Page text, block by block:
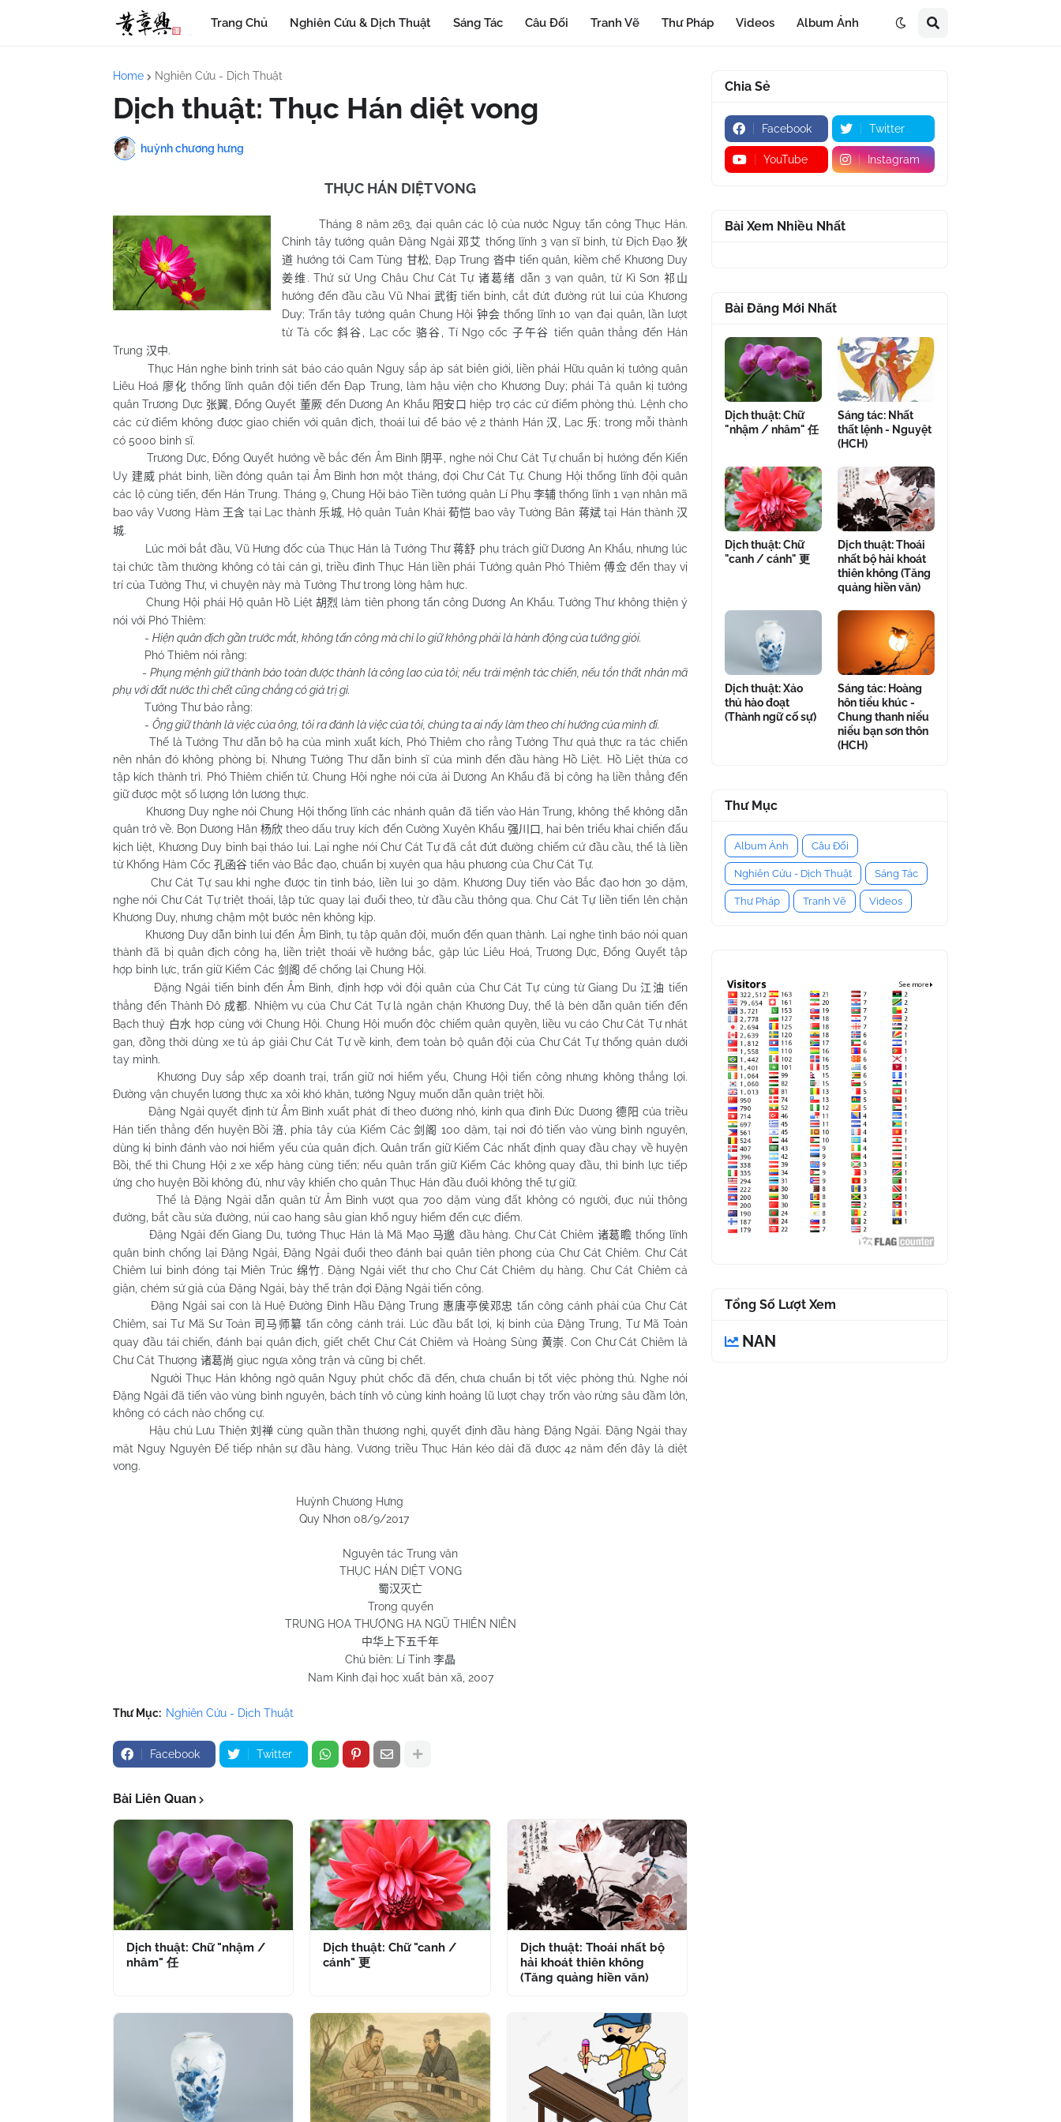
Trang Chủ Nghiên Cứu & Dịch Thuật Sáng Tác Câu Đối Tranh Vẽ Thư Pháp Videos Album Ảnh
Home Nghiên Cứu - Dịch Thuật
Dịch thuật: Thục Hán diệt vong
huỳnh chương hưng
THỤC HÁN DIỆT VONG
Tháng 8 năm 263, đại quân các lộ của nước Nguỵ tấn công Thục Hán.
Chinh tây tướng quân Đặng Ngải邓艾 thống lĩnh 3 vạn sĩ binh, từ Địch Đạo狄
道 hướng tới Cam Tùng 甘松 , Đạp Trung 沓中 tiến quân, kiềm chế Khương Duy
姜维 . Thứ sử Ung Châu Chư Cát Tự诸葛绪 dẫn 3 vạn quân, từ Kì Sơn祁山
hướng đến đầu cầu Vũ Nhai 武街 tiến binh, cắt đứt đường rút lui của Khương
Duy; Trấn tây tướng quân Chung Hội 钟会 thống lĩnh 10 vạn đại quân, lần lượt
từ Tà cốc斜谷 , Lạc cốc骆谷 , Tí Ngọ cốc 子午谷 tiến quân thẳng đến Hán
Trung 汉中.
Thục Hán nghe binh trinh sát báo cáo quân Nguỵ sắp áp sát biên giới, liền phái Hữu quân kị tướng quân
Liêu Hoá 廖化 thống lĩnh quân đội tiến đến Đạp Trung, làm hậu viện cho Khương Duy; phái Tả quân kị tướng
quân Trương Dực 张翼 , Đổng Quyết 董厥 đến Dương An Khẩu 阳安口 hiệp trợ các cứ điểm phòng thủ. Lệnh cho
các cứ điểm không được giao chiến với quân địch, thoái lui để bảo vệ 2 thành Hán汉 , Lạc 乐 ; trong mỗi thành
có 5000 binh sĩ.
Trương Dực, Đổng Quyết hướng về bắc đến Âm Bình 阴平 , nghe nói Chư Cát Tự chuẩn bị hướng đến Kiến
Uy 建威 phát binh, liền đóng quân tại Âm Bình hơn một tháng, đợi Chư Cát Tự. Chung Hội thống lĩnh đội quân
các lộ cùng tiến, đến Hán Trung. Tháng 9, Chung Hội bảo Tiền tướng quân Lí Phụ 李辅 thống lĩnh 1 vạn nhân mã
bao vây Vương Hàm 王含 tại Lạc thành 乐城, Hộ quân Tuân Khải 荀恺 bao vây Tưởng Bân 蒋斌 tại Hán thành汉
城.
Lúc mới bắt đầu, Vũ Hưng đốc của Thục Hán là Tưởng Thư蒋舒 phụ trách giữ Dương An Khẩu, nhưng lúc
tại chức tầm thường không có tài cán gì, triều đình Thục Hán liền phái Tướng quân Phó Thiêm傅佥đến thay vị
trí của Tưởng Thư, vì chuyện này mà Tưởng Thư trong lòng hậm hực.
Chung Hội phái Hộ quân Hồ Liệt 胡烈 làm tiên phong tấn công Dương An Khẩu. Tưởng Thư không thiện ý
nói với Phó Thiêm:
- Hiện quân địch gần trước mắt, không tấn công mà chỉ lo giữ không phải là hành động của tướng giỏi.
Phó Thiêm nói rằng:
- Phụng mệnh giữ thành bảo toàn được thành là công lao của tôi; nếu trái mệnh tác chiến, nếu tổn thất nhân mã
phụ với đất nước thì chết cũng chẳng có giá trị gì.
Tưởng Thư bảo rằng:
- Ông giữ thành là việc của ông, tôi ra đánh là việc của tôi, chúng ta ai nấy làm theo chí hướng của mình đi.
Thế là Tưởng Thư dẫn bộ hạ của mình xuất kích, Phó Thiêm cho rằng Tưởng Thư quả thực ra tác chiến
nên nhân đó không phòng bị. Nhưng Tưởng Thư dẫn binh sĩ của mình đến đầu hàng Hồ Liệt. Hồ Liệt thừa cơ
tập kích thành trì. Phó Thiêm chiến tử. Chung Hội nghe nói cửa ải Dương An Khẩu đã bị công hạ liền thẳng đến
giữ được một số lượng lớn lương thực.
Khương Duy nghe nói Chung Hội thống lĩnh các nhánh quân đã tiến vào Hán Trung, không thể không dẫn
quân trở về. Bọn Dương Hân杨欣 theo dấu truy kích đến Cường Xuyên Khẩu 强川口
, hai bên triểu khai chiến đấu
kịch liệt, Khương Duy binh bại tháo lui. Lại nghe nói Chư Cát Tự đã cắt đứt đường chiếm cứ đầu cầu, thế là liền
từ Khổng Hàm Cốc 孔函谷 tiến vào Bắc đạo, chuẩn bị xuyên qua hậu phương của Chư Cát Tự.
Chư Cát Tự sau khi nghe được tin tình báo, liền lui 30 dặm. Khương Duy tiến vào Bắc đạo hơn 30 dặm,
nghe nói Chư Cát Tự triệt thoái, lập tức quay lại đuổi theo, từ đầu cầu thông qua. Chư Cát Tự liền tiến lên chặn
Khương Duy, nhưng chậm một bước nên không kịp.
Khương Duy dẫn binh lui đến Âm Bình, tụ tập quân đội, muốn đến quan thành. Lại nghe tình báo nói quan
thành đã bị quân địch công hạ, liền triệt thoái về hướng bắc, gặp lúc Liêu Hoá, Trương Dực, Đổng Quyết tập
hợp binh lực, trấn giữ Kiếm Các 剑阁 để chống lại Chung Hội.
Đặng Ngải tiến binh đến Âm Bình, định hợp với đội quân của Chư Cát Tự cùng từ Giang Du江油 tiến
thẳng đến Thành Đô 成都. Nhiệm vụ của Chư Cát Tự là ngăn chặn Khương Duy, thế là bèn dẫn quân tiến đến
Bạch thuỷ 白水 hợp cùng với Chung Hội. Chung Hội muốn độc chiếm quân quyền, liều vu cáo Chư Cát Tự nhát
gan, đồng thời dùng xe tù áp giải Chư Cát Tự về kinh, đem toàn bộ quân đội của Chư Cát Tự thống quản dưới
tay mình.
Khương Duy sắp xếp doanh trại, trấn giữ nơi hiểm yếu, Chung Hội tiến công nhưng không thắng lợi.
Đường vận chuyển lương thực xa xôi khó khăn, tướng Nguỵ muốn dẫn quân triệt hồi.
Đặng Ngải quyết định từ Âm Bình xuất phát đi theo đường nhỏ, kinh qua đình Đức Dương 德阳 của triều
Hán tiến thẳng đến huyện Bồi涪 , phía tây của Kiếm Các剑阁 100 dặm, tại nơi đó tiến vào vùng bình nguyên,
dùng kị binh đánh vào nơi hiểm yếu của quân địch. Quân trấn giữ Kiếm Các nhất định quay đầu chạy về huyện
Bồi, thế thì Chung Hội 2 xe xếp hàng cùng tiến; nếu quân trấn giữ Kiếm Các không quay đầu, thì binh lực tiếp
ứng cho huyện Bồi không đủ, như vậy khiến cho quân Thục Hán đầu đuôi không thể tự giữ.
Thế là Đặng Ngải dẫn quân từ Âm Bình vượt qua 700 dặm vùng đất không có người, đục núi thông
đường, bắt cầu sửa đường, núi cao hang sâu gian khổ nguy hiểm đến cực điểm.
Đặng Ngải đến Giang Du, tướng Thục Hán là Mã Mạo 马邈 đầu hàng. Chư Cát Chiêm 诸葛瞻 thống lĩnh
quân binh chống lại Đặng Ngải, Đặng Ngải đuổi theo đánh bại quân tiên phong của Chư Cát Chiêm. Chư Cát
Chiêm lui binh đóng tại Miên Trúc绵竹 . Đặng Ngải viết thư cho Chư Cát Chiêm dụ hàng. Chư Cát Chiêm cả
giận, chém sứ giả của Đặng Ngải, bày thế trận đợi Đặng Ngải tiến công.
Đặng Ngải sai con là Huệ Đường Đình Hầu Đặng Trung 惠唐亭侯邓忠 tấn công cánh phải của Chư Cát
Chiêm, sai Tư Mã Sư Toản 司马师纂 tấn công cánh trái. Lúc đầu bất lợi, kị binh của Đặng Trung, Tư Mã Toản
quay đầu tái chiến, đánh bại quân địch, giết chết Chư Cát Chiêm và Hoàng Sùng 黄崇 . Con Chư Cát Chiêm là
Chư Cát Thượng 诸葛尚 giục ngựa xông trận và cũng bị chết.
Người Thục Hán không ngờ quân Nguỵ phút chốc đã đến, chưa chuẩn bị tốt việc phòng thủ. Nghe nói
Đặng Ngải đã tiến vào vùng bình nguyên, bách tính vô cùng kinh hoảng lũ lượt chạy trốn vào rừng sâu đầm lớn,
không có cách nào chống cự.
Hậu chủ Lưu Thiện刘禅 cùng quần thần thương nghị, quyết định đầu hàng Đặng Ngải. Đặng Ngải thay
mặt Nguỵ Nguyên Đế tiếp nhận sự đầu hàng. Vương triều Thục Hán kéo dài đã được 42 năm đến đây là diệt
vong.
Huỳnh Chương Hưng
Quy Nhơn 08/9/2017
Nguyên tác Trung văn
THỤC HÁN DIỆT VONG
蜀汉灭亡
Trong quyển
TRUNG HOA THƯỢNG HẠ NGŨ THIÊN NIÊN
中华上下五千年
Chủ biên: Lí Tinh 李晶
Nam Kinh đại học xuất bản xã, 2007
Thư Mục: Nghiên Cứu - Dịch Thuật
Facebook Twitter
Bài Liên Quan
Dịch thuật: Chữ "nhậm /
nhâm" 任
Dịch thuật: Chữ "canh /
cánh" 更
Dịch thuật: Thoái nhất bộ
hải khoát thiên không
(Tăng quảng hiền văn)
Chia Sẻ
Facebook Twitter
YouTube Instagram
Bài Xem Nhiều Nhất
Bài Đăng Mới Nhất
Dịch thuật: Chữ
"nhậm / nhâm" 任
Sáng tác: Nhất
thất lệnh - Nguyệt
(HCH)
Dịch thuật: Chữ
"canh / cánh" 更
Dịch thuật: Thoái
nhất bộ hải khoát
thiên không (Tăng
quảng hiền văn)
Dịch thuật: Xảo
thủ hào đoạt
(Thành ngữ cố sự)
Sáng tác: Hoàng
hôn tiểu khúc -
Chung thanh niểu
niểu bạn sơn thôn
(HCH)
Thư Mục
Album Ảnh Câu Đối
Nghiên Cứu - Dịch Thuật Sáng Tác
Thư Pháp Tranh Vẽ Videos
Tổng Số Lượt Xem
NAN